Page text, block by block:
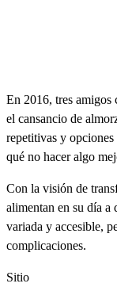
En 2016, tres amigos
el cansancio de
repetitivas y
qué no hacer algo
Con la visión de
alimentan en su día a
variada y accesible,
complicaciones.
Sitio